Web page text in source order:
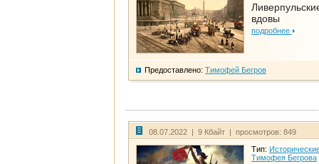
вдовы
подробнее
Предоставлено: Тимофей Бегров
08.07.2022 | 9 Кбайт | просмотров: 849
Тип:
Тимофея Бегрова